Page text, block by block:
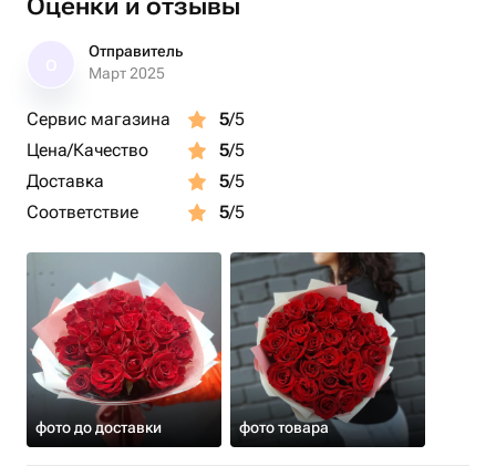
Этот букет станет прекрасным подарком для
особенных моментов в жизни или просто для того,
чтобы проявить свою любовь и уважение к близкому
Подарки к вашему букету:
- Бесплатная открытка с вашим текстом
- Подкормка для цветов
Оценки и отзывы
Отправитель
Март 2025
Сервис магазина 5/5
Цена/Качество
5/5
Доставка
5/5
Соответствие
5/5
фото до доставки фото товара